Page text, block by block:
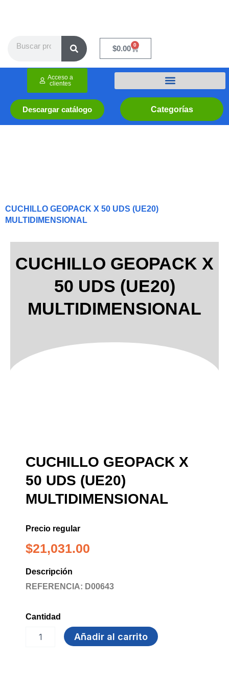
$0.00 0
Cart
Categorías
Descargar catálogo
Acceso a
clientes
CUCHILLO GEOPACK X 50 UDS (UE20)
MULTIDIMENSIONAL
CUCHILLO GEOPACK X
50 UDS (UE20)
MULTIDIMENSIONAL
CUCHILLO GEOPACK X
50 UDS (UE20)
MULTIDIMENSIONAL
Precio regular
$21,031.00
Descripción
REFERENCIA: D00643
Cantidad
GEOPACK
Añadir al carrito